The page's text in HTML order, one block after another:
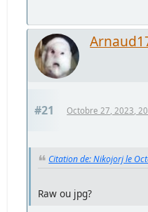
#21 Octobre 27, 2023,
Citation de: Nikojorj le
Raw ou jpg?